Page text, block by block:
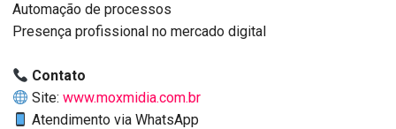
Automação de processos
Presença profissional no mercado digital
Contato
Site:www.moxmidia.com.br
Atendimento via WhatsApp